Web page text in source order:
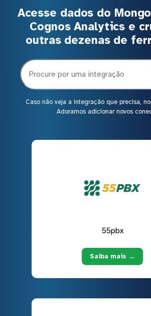
Acesse dados do
Cognos Analytics e
outras dezenas de
Caso não veja a integração que precisa,
Adoramos adicionar novos
55pbx
Saiba mais →